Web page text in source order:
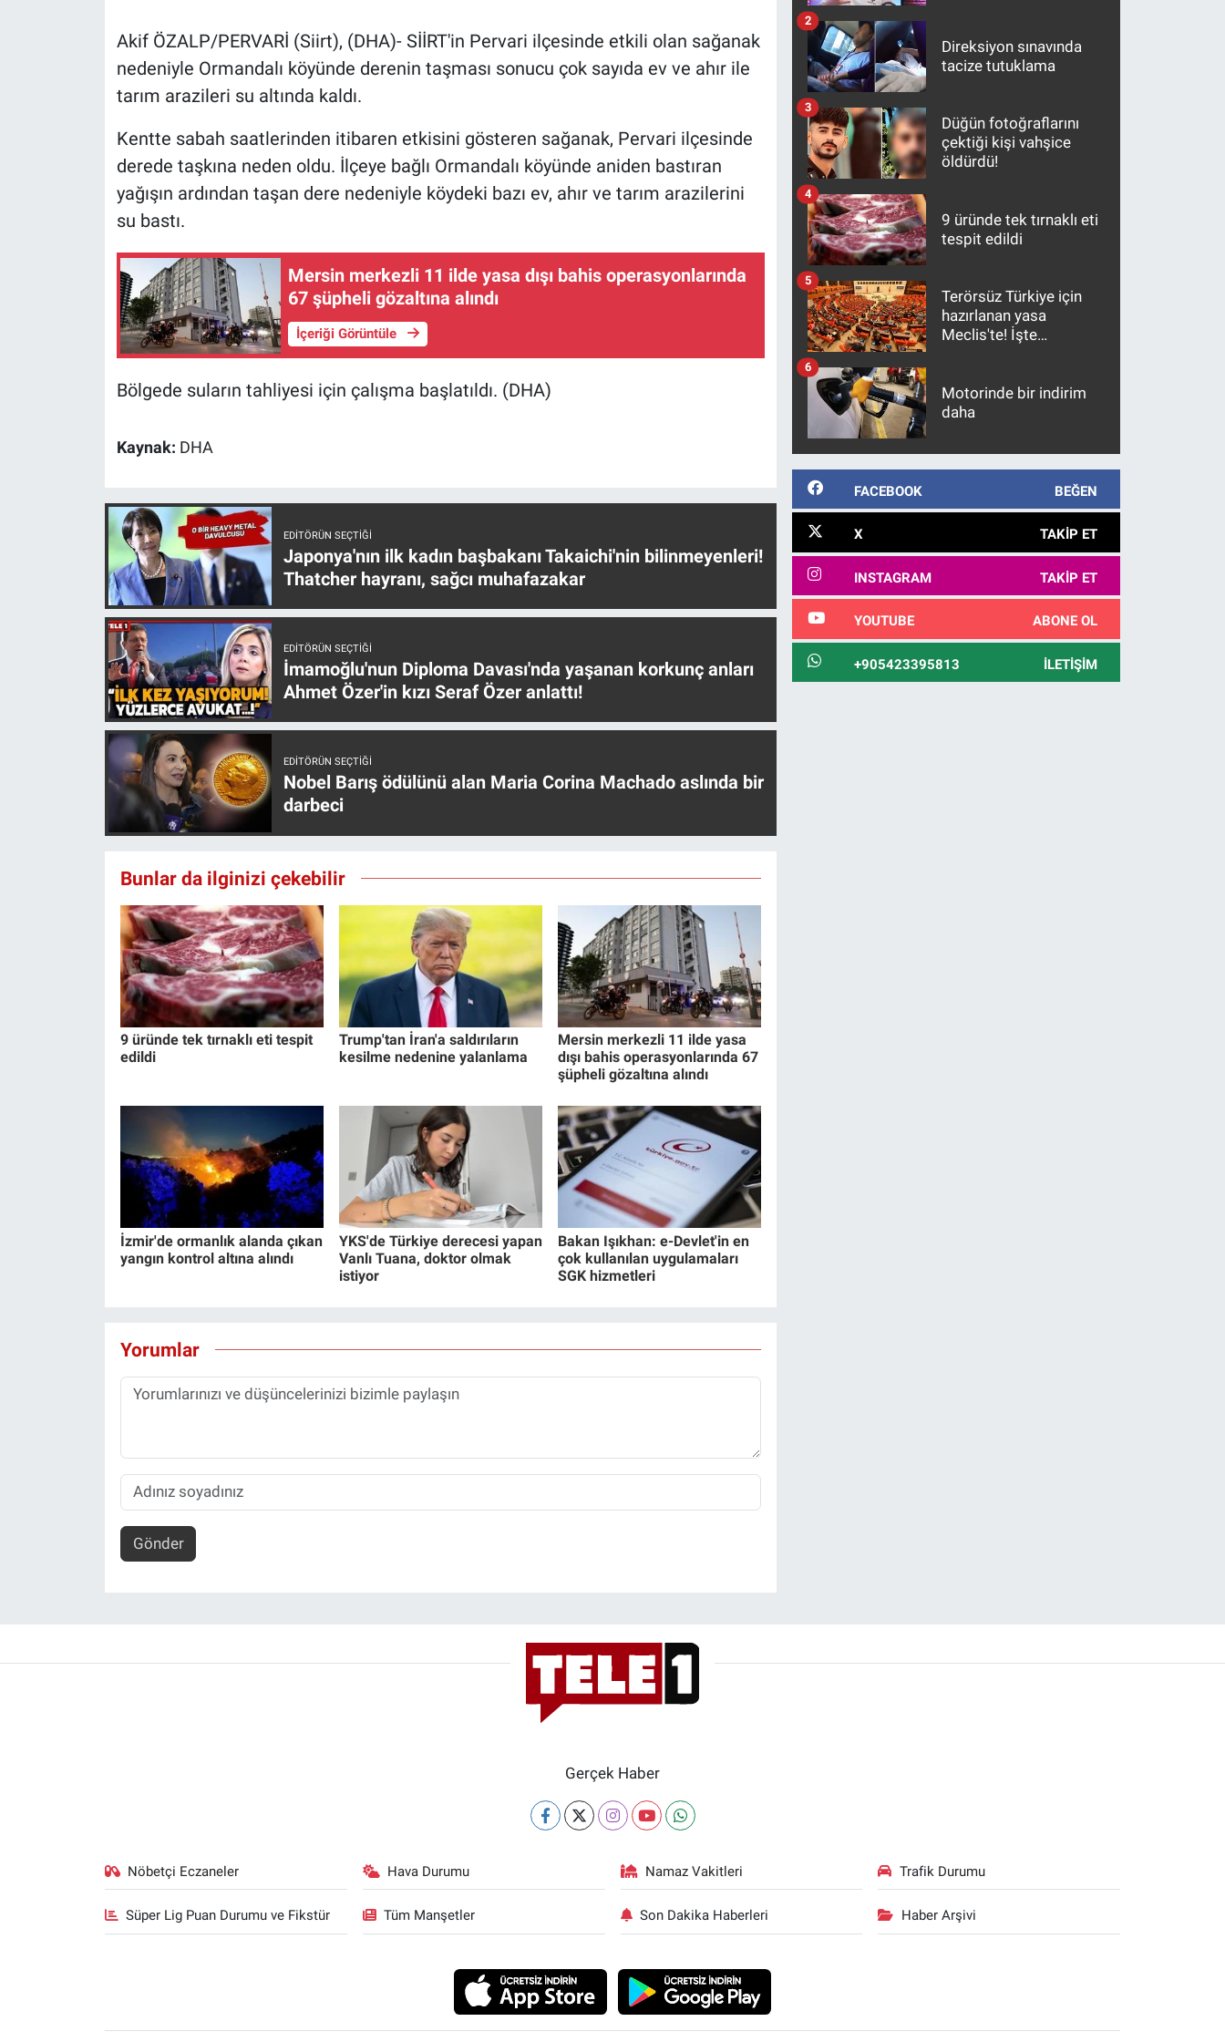
Akif ÖZALP/PERVARİ (Siirt), (DHA)- SİİRT'in Pervari ilçesinde etkili olan sağanak
nedeniyle Ormandalı köyünde derenin taşması sonucu çok sayıda ev ve ahır ile
tarım arazileri su altında kaldı.
Kentte sabah saatlerinden itibaren etkisini gösteren sağanak, Pervari ilçesinde
derede taşkına neden oldu. İlçeye bağlı Ormandalı köyünde aniden bastıran
yağışın ardından taşan dere nedeniyle köydeki bazı ev, ahır ve tarım arazilerini
su bastı.
Mersin merkezli 11 ilde yasa dışı bahis operasyonlarında
67 şüpheli gözaltına alındı
İçeriği Görüntüle
Bölgede suların tahliyesi için çalışma başlatıldı. (DHA)
Kaynak: DHA
EDITÖRÜN SEÇTIĞI
Japonya'nın ilk kadın başbakanı Takaichi'nin bilinmeyenleri!
Thatcher hayranı, sağcı muhafazakar
EDITÖRÜN SEÇTIĞI
İmamoğlu'nun Diploma Davası'nda yaşanan korkunç anları
Ahmet Özer'in kızı Seraf Özer anlattı!
EDITÖRÜN SEÇTIĞI
Nobel Barış ödülünü alan Maria Corina Machado aslında bir
darbeci
Bunlar da ilginizi çekebilir
9 üründe tek tırnaklı eti tespit
edildi
Trump'tan İran'a saldırıların
kesilme nedenine yalanlama
Mersin merkezli 11 ilde yasa
dışı bahis operasyonlarında 67
şüpheli gözaltına alındı
İzmir'de ormanlık alanda çıkan
yangın kontrol altına alındı
YKS'de Türkiye derecesi yapan
Vanlı Tuana, doktor olmak
istiyor
Bakan Işıkhan: e-Devlet'in en
çok kullanılan uygulamaları
SGK hizmetleri
Yorumlar
Gönder
Direksiyon sınavında
tacize tutuklama
2
Düğün fotoğraflarını
çektiği kişi vahşice
öldürdü!
3
9 üründe tek tırnaklı eti
tespit edildi
4
Terörsüz Türkiye için
hazırlanan yasa
Meclis'te! İşte
5
Motorinde bir indirim
daha
6
FACEBOOK BEĞEN
X TAKIP ET
INSTAGRAM TAKIP ET
YOUTUBE ABONE OL
+905423395813 İLETIŞIM
Gerçek Haber
Nöbetçi Eczaneler Hava Durumu Namaz Vakitleri Trafik Durumu
Süper Lig Puan Durumu ve Fikstür Tüm Manşetler Son Dakika Haberleri Haber Arşivi
Gündem Özel
Günün görüntüsü
Koronavirüs
Kültür Sanat
Programlar
Teknoloji
Türkiye'nin Geleceği
Türkiye'nin Gündemi
Yerel Gündem
Yerel Yaşam
Canlı Yayın